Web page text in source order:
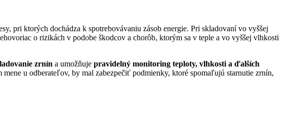
pri ktorých dochádza k spotrebovávaniu zásob energie. Pri skladovaní vo vyššej
o rizikách v podobe škodcov a chorôb, ktorým sa v teple a vo vyššej vlhkosti
zrnín a umožňuje pravidelný monitoring teploty, vlhkosti a ďalších
u odberateľov, by mal zabezpečiť podmienky, ktoré spomaľujú starnutie zrnín,